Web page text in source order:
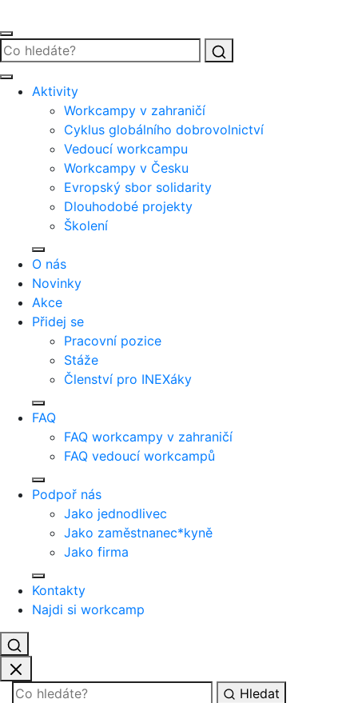
Vyhledat
Aktivity
Workcampy v zahraničí
Cyklus globálního dobrovolnictví
Vedoucí workcampu
Workcampy v Česku
Evropský sbor solidarity
Dlouhodobé projekty
Školení
O nás
Novinky
Akce
Přidej se
Pracovní pozice
Stáže
Členství pro INEXáky
FAQ
FAQ workcampy v zahraničí
FAQ vedoucí workcampů
Podpoř nás
Jako jednodlivec
Jako zaměstnanec*kyně
Jako firma
Kontakty
Najdi si workcamp
Hledat